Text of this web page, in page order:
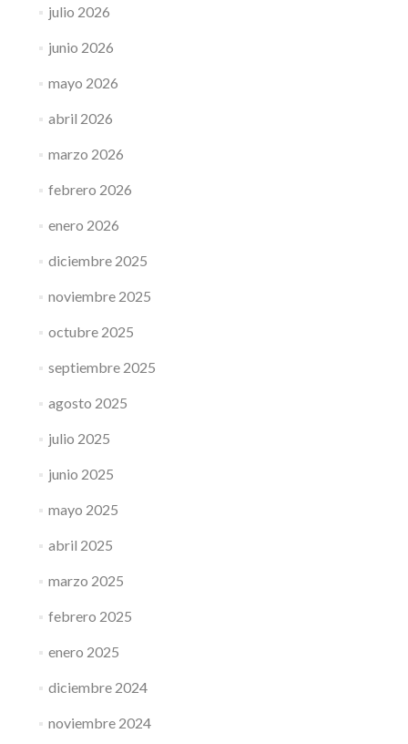
julio 2026
junio 2026
mayo 2026
abril 2026
marzo 2026
febrero 2026
enero 2026
diciembre 2025
noviembre 2025
octubre 2025
septiembre 2025
agosto 2025
julio 2025
junio 2025
mayo 2025
abril 2025
marzo 2025
febrero 2025
enero 2025
diciembre 2024
noviembre 2024